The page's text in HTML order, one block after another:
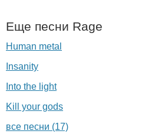
Еще песни Rage
Human metal
Insanity
Into the light
Kill your gods
все песни (17)